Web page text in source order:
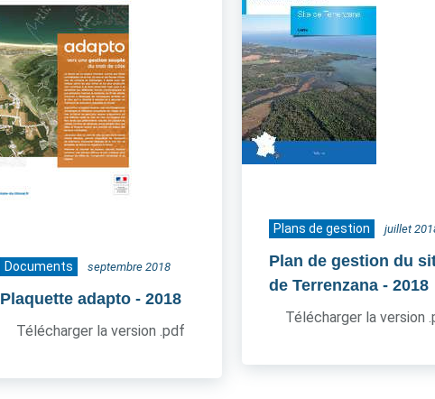
Documents septembre 2018
Plaquette adapto - 2018
Télécharger la version .pdf
Plans de gestion juillet
Plan de gestion du
de Terrenzana - 2018
Télécharger la version